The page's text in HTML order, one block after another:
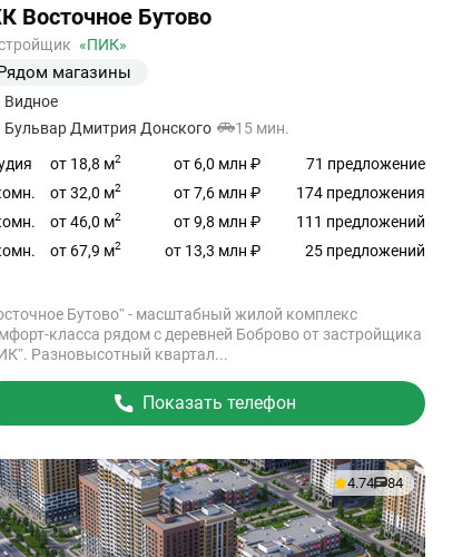
Восточное Бутово
«ПИК»
магазины
Видное
Бульвар Дмитрия Донского
15 мин.
от 18,8 м2 от 6,0 млн ₽
71 предложение
от 32,0 м2 от 7,6 млн ₽
174 предложения
от 46,0 м2 от 9,8 млн ₽
111 предложений
от 67,9 м2 от 13,3 млн ₽ 25 предложений
Бутово” - масштабный жилой комплекс
класса рядом с деревней Боброво от застройщика
Разновысотный квартал...
Показать телефон
4.74 84